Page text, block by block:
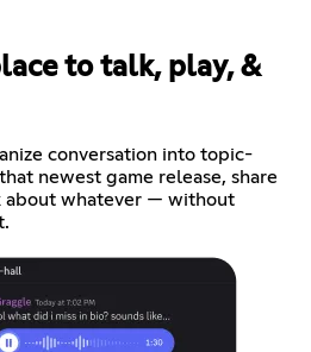
to talk, play, &
conversation into topic-
newest game release, share
about whatever — without